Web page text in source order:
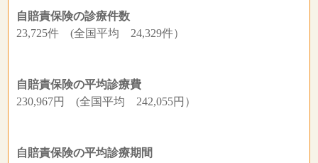
自賠責保険の診療件数
23,725件 (全国平均 24,329件）
自賠責保険の平均診療費
230,967円 (全国平均 242,055円）
自賠責保険の平均診療期間